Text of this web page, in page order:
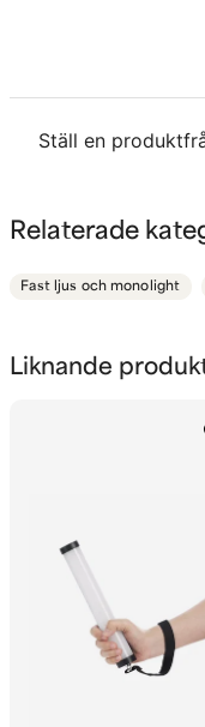
Liknande
Ställ en
Fråga oss något
Ja, ni får
Relaterade
Fast ljus och monolight